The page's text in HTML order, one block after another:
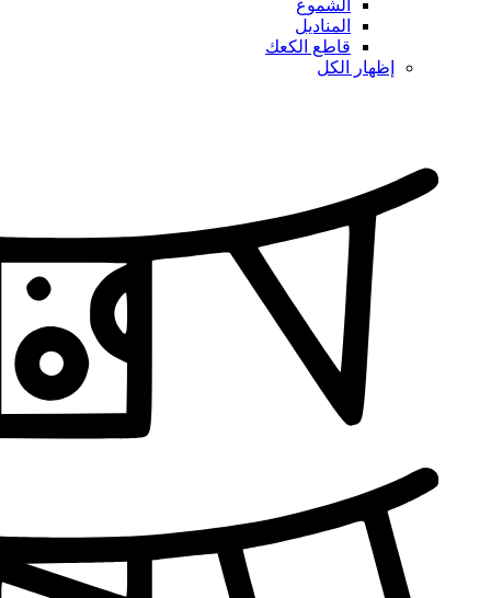
الشموع
المناديل
قاطع الكعك
إظهار الكل